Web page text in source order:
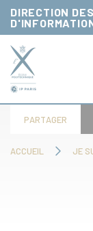
DIRECTION
ACCUEIL JE
PARTAGER
Panneau de